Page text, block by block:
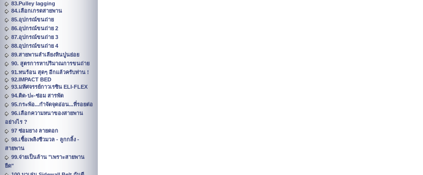
83.Pulley lagging
84.เลือกเกรดสายพาน
85.อุปกรณ์ขนถ่าย
86.อุปกรณ์ขนถ่าย 2
87.อุปกรณ์ขนถ่าย 3
88.อุปกรณ์ขนถ่าย 4
89.สายพานลำเลียงหินปูนย่อย
90. สูตรการหาปริมาณการขนถ่าย
91.ทนร้อน สุดๆ อีกแล้วครับท่าน !
92.IMPACT BED
93.มหัศจรรย์กาวเรซิน ELI-FLEX
94.ติด-ปะ-ซ่อม สารพัด
95.กระพ้อ...กำจัดจุดอ่อน...ที่รอยต่อ
96.เลือกความหนาของสายพาน
อย่างไร ?
97 ซ่อมยาง ลายดอก
98.เชื้อเพลิงชีวมวล - ลูกกลิ้ง -
สายพาน
99.จ่ายเป็นล้าน "เพราะสายพาน
ยืด"